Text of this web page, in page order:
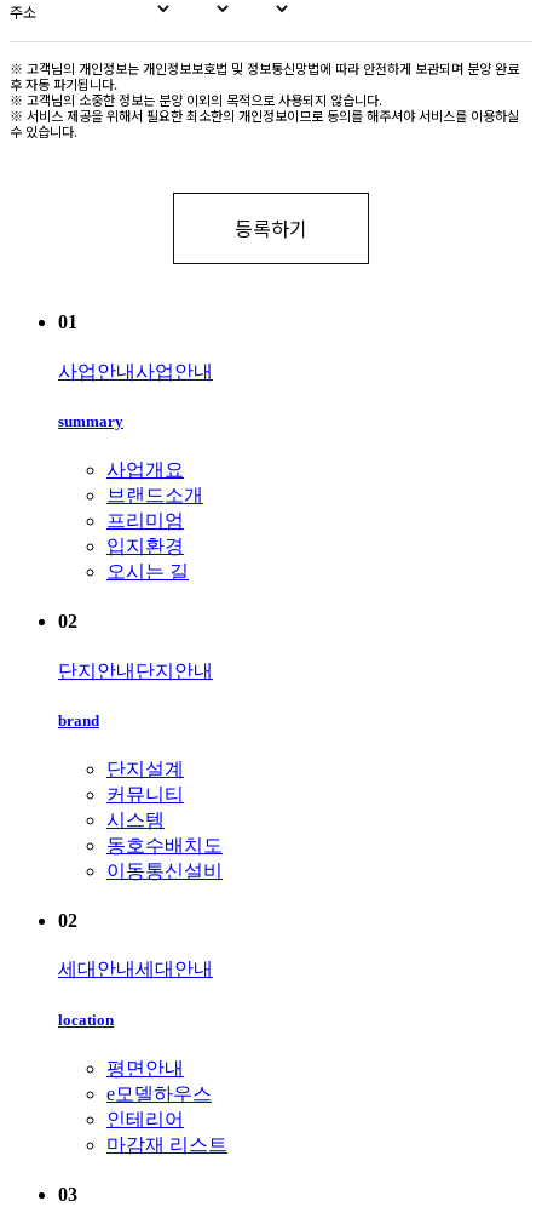
01
사업안내사업안내
summary
사업개요
브랜드소개
프리미엄
입지환경
오시는 길
02
단지안내 단지안내
brand
단지설계
커뮤니티
시스템
동호수배치도
이동통신설비
02
세대안내세대안내
location
평면안내
e모델하우스
인테리어
마감재 리스트
03